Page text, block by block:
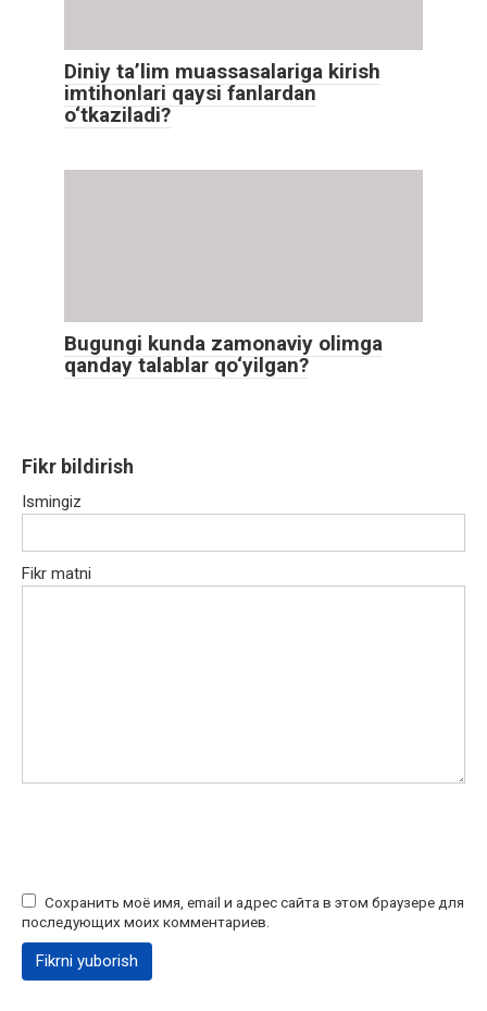
Diniy ta’lim muassasalariga kirish
imtihonlari qaysi fanlardan
o‘tkaziladi?
Bugungi kunda zamonaviy olimga
qanday talablar qo‘yilgan?
Fikr bildirish
Ismingiz
Fikr matni
Сохранить моё имя, email и адрес сайта в этом браузере для
последующих моих комментариев.